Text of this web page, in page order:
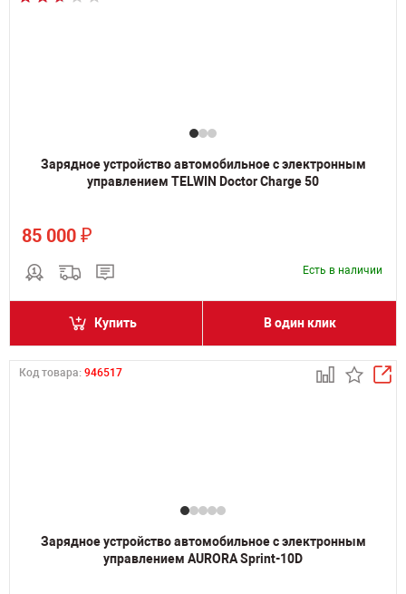
Зарядное устройство автомобильное с электронным
управлением TELWIN Doctor Charge 50
85 000 ₽
Есть в наличии
Купить В один клик
Код товара: 946517
Зарядное устройство автомобильное с электронным
управлением AURORA Sprint-10D